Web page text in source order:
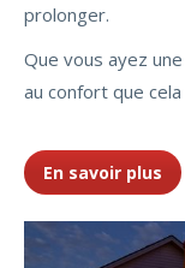
prolonger.
Que vous ayez
au confort que
En savoir plus